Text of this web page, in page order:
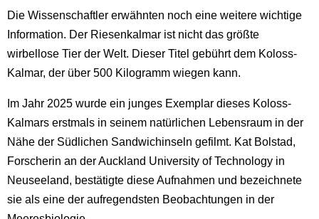
Die Wissenschaftler erwähnten noch eine weitere wichtige
Information. Der Riesenkalmar ist nicht das größte
wirbellose Tier der Welt. Dieser Titel gebührt dem Koloss-
Kalmar, der über 500 Kilogramm wiegen kann.
Im Jahr 2025 wurde ein junges Exemplar dieses Koloss-
Kalmars erstmals in seinem natürlichen Lebensraum in der
Nähe der Südlichen Sandwichinseln gefilmt. Kat Bolstad,
Forscherin an der Auckland University of Technology in
Neuseeland, bestätigte diese Aufnahmen und bezeichnete
sie als eine der aufregendsten Beobachtungen in der